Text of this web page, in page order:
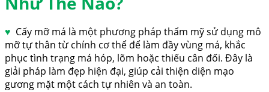
♥ Cấy mỡ má là một phương pháp thẩm mỹ sử dụng mô
mỡ tự thân từ chính cơ thể để làm đầy vùng má, khắc
phục tình trạng má hóp, lõm hoặc thiếu cân đối. Đây là
giải pháp làm đẹp hiện đại, giúp cải thiện diện mạo
gương mặt một cách tự nhiên và an toàn.